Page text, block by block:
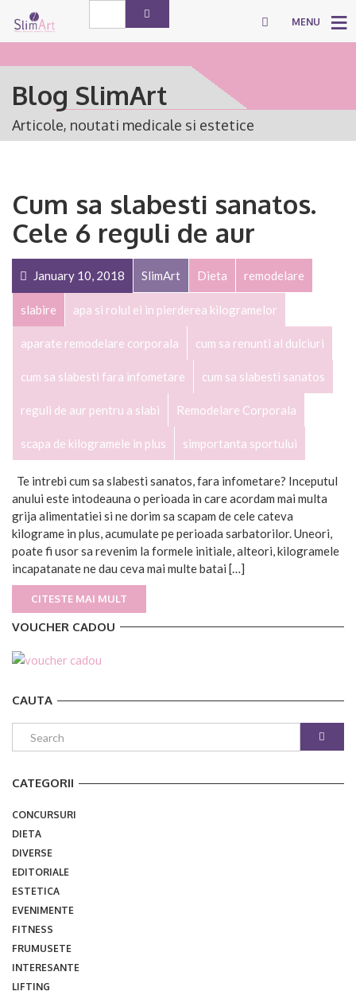
MENU
Blog SlimArt
Articole, noutati medicale si estetice
Cum sa slabesti sanatos.
Cele 6 reguli de aur
January 10, 2018 SlimArt Dieta remodelare
slabire apa si rolul ei in pierderea kilogramelor
aparate remodelare corporala cum sa renunti al dulciuri
cum sa slabesti fara infometare cum sa slabesti sanatos
reguli de aur pentru a slabi Remodelare Corporala
scapa de kilogramele in plus simportanta sportului
Te intrebi cum sa slabesti sanatos, fara infometare? Inceputul
anului este intodeauna o perioada in care acordam mai multa
grija alimentatiei si ne dorim sa scapam de cele cateva
kilograme in plus, acumulate pe perioada sarbatorilor. Uneori,
poate fi usor sa revenim la formele initiale, alteori, kilogramele
incapatanate ne dau ceva mai multe batai […]
CITESTE MAI MULT
VOUCHER CADOU
CAUTA
CATEGORII
CONCURSURI
DIETA
DIVERSE
EDITORIALE
ESTETICA
EVENIMENTE
FITNESS
FRUMUSETE
INTERESANTE
LIFTING